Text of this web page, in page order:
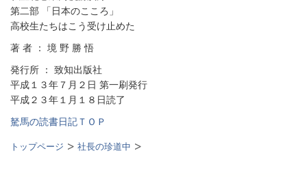
第二部 「日本のこころ」
高校生たちはこう受け止めた
著 者 ： 境 野 勝 悟
発行所 ： 致知出版社
平成１３年７月２日 第一刷発行
平成２３年１月１８日読了
駑馬の読書日記ＴＯＰ
トップページ 社長の珍道中